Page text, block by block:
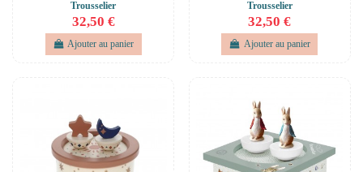
Trousselier
32,50 €
Ajouter au panier
Trousselier
32,50 €
Ajouter au panier